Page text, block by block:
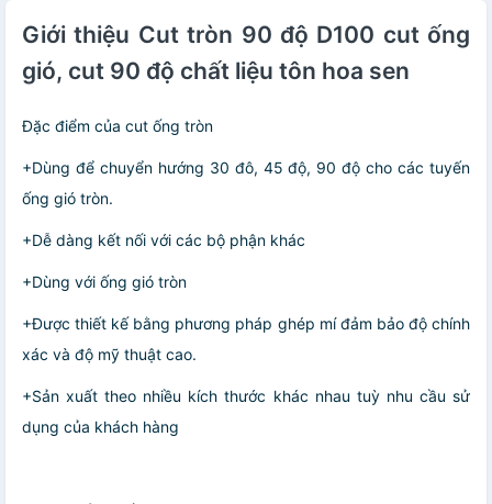
Giới thiệu Cut tròn 90 độ D100 cut ống
gió, cut 90 độ chất liệu tôn hoa sen
Đặc điểm của cut ống tròn
+Dùng để chuyển hướng 30 đô, 45 độ, 90 độ cho các tuyến
ống gió tròn.
+Dễ dàng kết nối với các bộ phận khác
+Dùng với ống gió tròn
+Được thiết kế bằng phương pháp ghép mí đảm bảo độ chính
xác và độ mỹ thuật cao.
+Sản xuất theo nhiều kích thước khác nhau tuỳ nhu cầu sử
dụng của khách hàng